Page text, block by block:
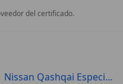
del certificado.
Nissan Qashqai Especificaciones técnicas